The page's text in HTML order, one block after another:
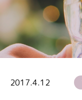
2017.4.12